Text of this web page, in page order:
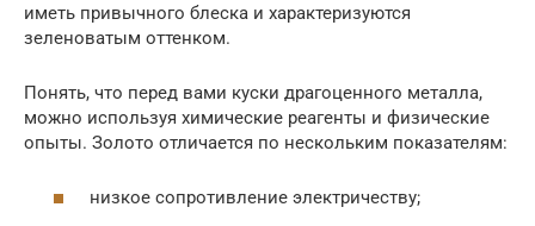
иметь привычного блеска и характеризуются
зеленоватым оттенком.
Понять, что перед вами куски драгоценного металла,
можно используя химические реагенты и физические
опыты. Золото отличается по нескольким показателям:
низкое сопротивление электричеству;